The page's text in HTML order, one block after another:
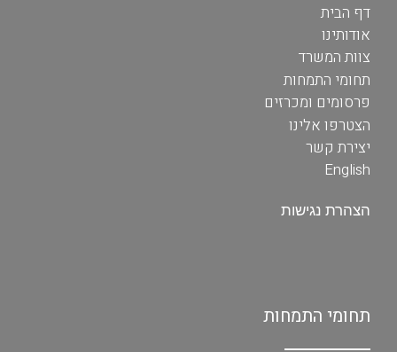
דף הבית
אודותינו
צוות המשרד
תחומי התמחות
פרסומים ומכרזים
הצטרפו אלינו
יצירת קשר
English
הצהרת נגישות
תחומי התמחות